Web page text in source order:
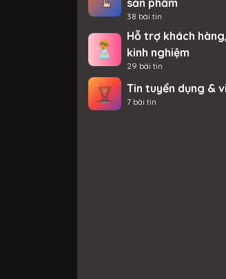
sản phẩm
38 bài tin
Hỗ trợ khách
kinh nghiệm
29 bài tin
Tin tuyển dụng &
7 bài tin